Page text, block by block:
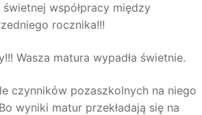
współpracy między
rocznika!!!
Wasza matura wypadła świetnie.
czynników pozaszkolnych na niego
Bo wyniki matur przekładają się na